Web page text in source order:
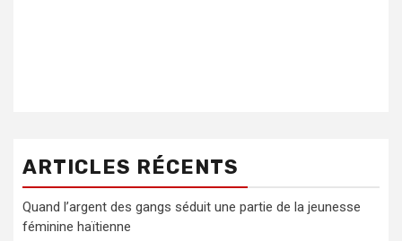
ARTICLES RÉCENTS
Quand l’argent des gangs séduit une partie de la jeunesse
féminine haïtienne